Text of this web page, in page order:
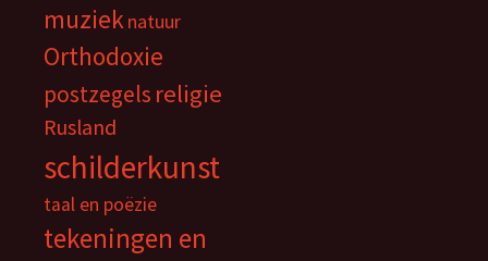
muziek natuur
Orthodoxie
postzegels religie
Rusland
schilderkunst
taal en poëzie
tekeningen en